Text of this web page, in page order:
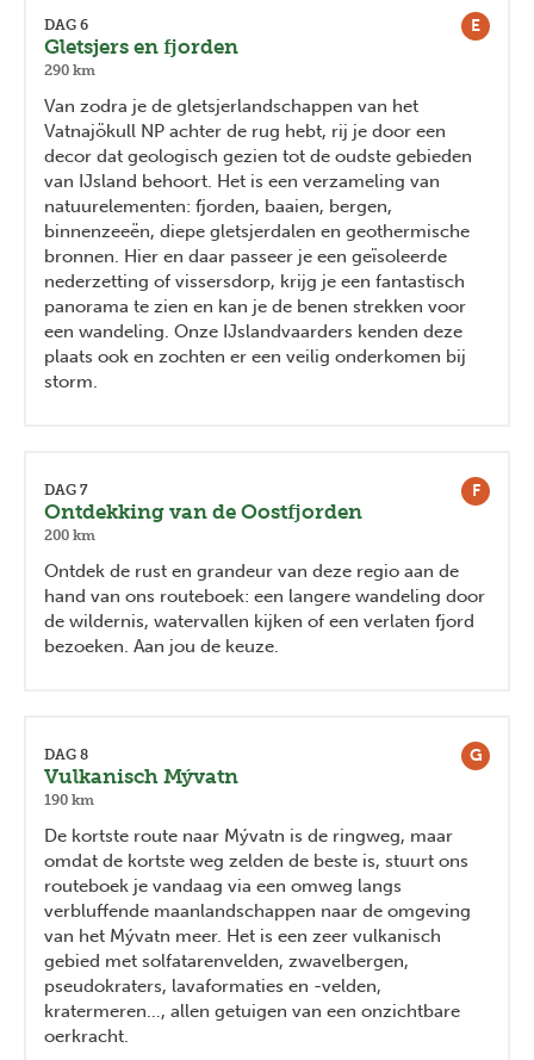
E
DAG 6
Gletsjers en fjorden
290 km
Van zodra je de gletsjerlandschappen van het
Vatnajökull NP achter de rug hebt, rij je door een
decor dat geologisch gezien tot de oudste gebieden
van IJsland behoort. Het is een verzameling van
natuurelementen: fjorden, baaien, bergen,
binnenzeeën, diepe gletsjerdalen en geothermische
bronnen. Hier en daar passeer je een geïsoleerde
nederzetting of vissersdorp, krijg je een fantastisch
panorama te zien en kan je de benen strekken voor
een wandeling. Onze IJslandvaarders kenden deze
plaats ook en zochten er een veilig onderkomen bij
storm.
F
DAG 7
Ontdekking van de Oostfjorden
200 km
Ontdek de rust en grandeur van deze regio aan de
hand van ons routeboek: een langere wandeling door
de wildernis, watervallen kijken of een verlaten fjord
bezoeken. Aan jou de keuze.
G
DAG 8
Vulkanisch Mývatn
190 km
De kortste route naar Mývatn is de ringweg, maar
omdat de kortste weg zelden de beste is, stuurt ons
routeboek je vandaag via een omweg langs
verbluffende maanlandschappen naar de omgeving
van het Mývatn meer. Het is een zeer vulkanisch
gebied met solfatarenvelden, zwavelbergen,
pseudokraters, lavaformaties en -velden,
kratermeren…, allen getuigen van een onzichtbare
oerkracht.